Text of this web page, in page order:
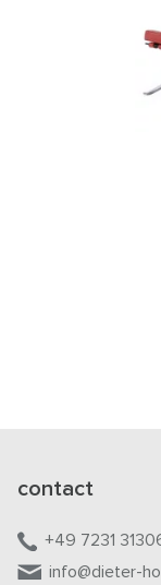
contact
+49 7231
info@dieter-